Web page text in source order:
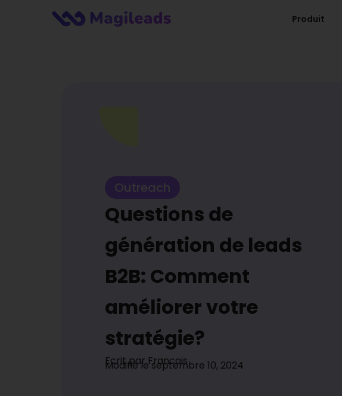
Produit
Outreach
Questions de
génération de leads
B2B: Comment
améliorer votre
stratégie?
Ecrit parFrancois
Modifié le septembre 10, 2024